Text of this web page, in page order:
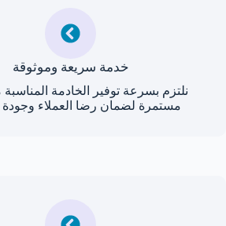
خدمة سريعة وموثوقة
نلتزم بسرعة توفير الخادمة المناسبة
مستمرة لضمان رضا العملاء وجودة